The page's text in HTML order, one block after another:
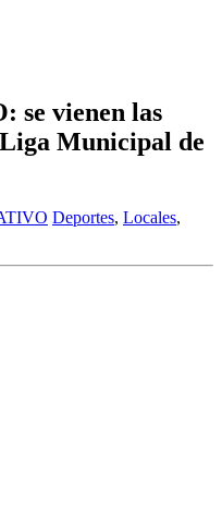
se vienen las
Municipal de
Deportes, Locales,